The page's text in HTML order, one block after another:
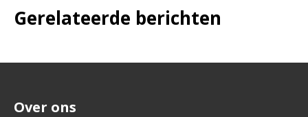
Gerelateerde berichten
Over ons